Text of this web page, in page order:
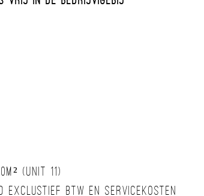
(unit 11)
exclustief btw en servicekosten